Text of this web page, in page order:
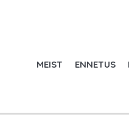
MEIST ENNETUS